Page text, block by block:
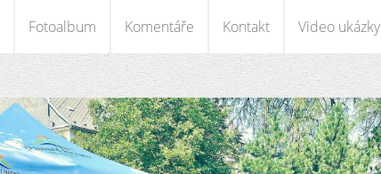
Fotoalbum Komentáře Kontakt Video ukázky